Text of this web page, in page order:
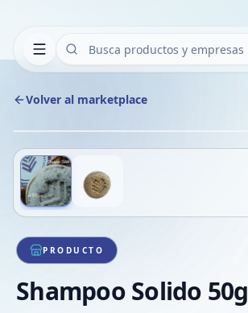
Volver al marketplace
1/2
PRODUCTO
Shampoo Solido 50g